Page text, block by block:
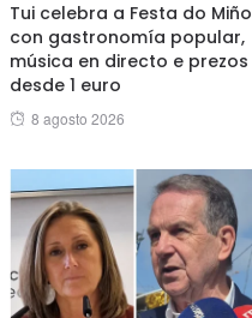
Tui celebra a Festa do Miño
con gastronomía popular,
música en directo e prezos
desde 1 euro
Posted
8 agosto 2026